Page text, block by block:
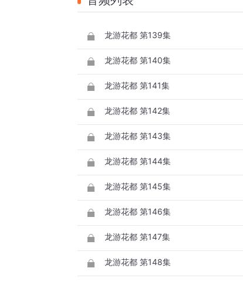
龙游花都 第139集
龙游花都 第140集
龙游花都 第141集
龙游花都 第142集
龙游花都 第143集
龙游花都 第144集
龙游花都 第145集
龙游花都 第146集
龙游花都 第147集
龙游花都 第148集